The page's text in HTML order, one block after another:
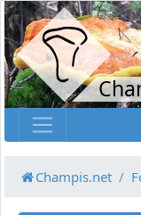
Champis.net